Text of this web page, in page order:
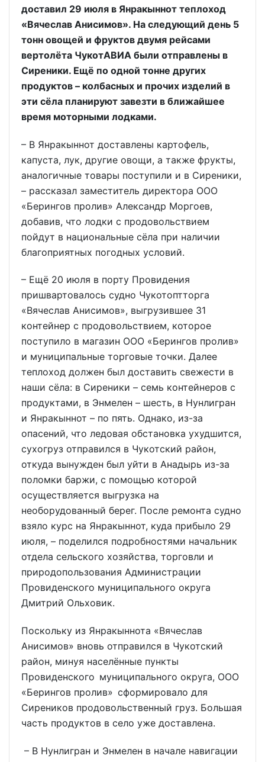
доставил 29 июля в Янракыннот теплоход
«Вячеслав Анисимов». На следующий день 5
тонн овощей и фруктов двумя рейсами
вертолёта ЧукотАВИА были отправлены в
Сиреники. Ещё по одной тонне других
продуктов – колбасных и прочих изделий в
эти сёла планируют завезти в ближайшее
время моторными лодками.
– В Янракыннот доставлены картофель,
капуста, лук, другие овощи, а также фрукты,
аналогичные товары поступили и в Сиреники,
– рассказал заместитель директора ООО
«Берингов пролив» Александр Моргоев,
добавив, что лодки с продовольствием
пойдут в национальные сёла при наличии
благоприятных погодных условий.
– Ещё 20 июля в порту Провидения
пришвартовалось судно Чукотоптторга
«Вячеслав Анисимов», выгрузившее 31
контейнер с продовольствием, которое
поступило в магазин ООО «Берингов пролив»
и муниципальные торговые точки. Далее
теплоход должен был доставить свежести в
наши сёла: в Сиреники – семь контейнеров с
продуктами, в Энмелен – шесть, в Нунлигран
и Янракыннот – по пять. Однако, из-за
опасений, что ледовая обстановка ухудшится,
сухогруз отправился в Чукотский район,
откуда вынужден был уйти в Анадырь из-за
поломки баржи, с помощью которой
осуществляется выгрузка на
необорудованный берег. После ремонта судно
взяло курс на Янракыннот, куда прибыло 29
июля, – поделился подробностями начальник
отдела сельского хозяйства, торговли и
природопользования Администрации
Провиденского муниципального округа
Дмитрий Ольховик.
Поскольку из Янракыннота «Вячеслав
Анисимов» вновь отправился в Чукотский
район, минуя населённые пункты
Провиденского муниципального округа, ООО
«Берингов пролив» сформировало для
Сиреников продовольственный груз. Большая
часть продуктов в село уже доставлена.
– В Нунлигран и Энмелен в начале навигации